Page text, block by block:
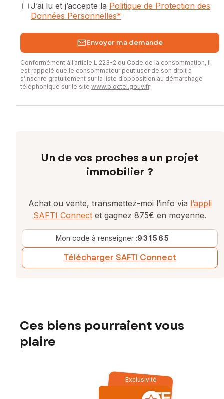
J’ai lu et j’accepte la Politique de Protection des
Données Personnelles*
Envoyer ma demande
Conformément à l’article L.223-2 du Code de la consommation, il
est rappelé que le consommateur peut user de son droit à
s’inscrire gratuitement sur la liste d’opposition au démarchage
téléphonique sur le site www.bloctel.gouv.fr.
Un de vos proches a un projet
immobilier ?
Achat ou vente, transmettez-moi l’info via l’appli
SAFTI Connect et gagnez 875€ en moyenne.
Mon code à renseigner :931565
Télécharger SAFTI Connect
Ces biens pourraient vous
plaire
Exclusivité